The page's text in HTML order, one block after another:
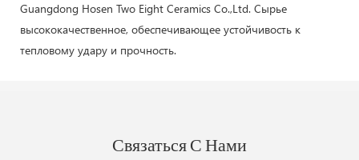
Guangdong Hosen Two Eight Ceramics Co.,Ltd. Сырье
высококачественное, обеспечивающее устойчивость к
тепловому удару и прочность.
Связаться С Нами